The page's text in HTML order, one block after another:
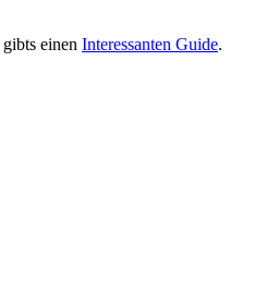
gibts einen Interessanten Guide.